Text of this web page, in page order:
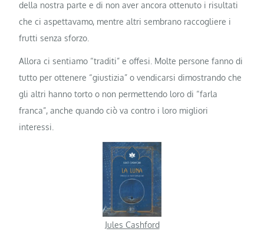
della nostra parte e di non aver ancora ottenuto i risultati
che ci aspettavamo, mentre altri sembrano raccogliere i
frutti senza sforzo.
Allora ci sentiamo “traditi” e offesi. Molte persone fanno di
tutto per ottenere “giustizia” o vendicarsi dimostrando che
gli altri hanno torto o non permettendo loro di “farla
franca”, anche quando ciò va contro i loro migliori
interessi.
Jules Cashford